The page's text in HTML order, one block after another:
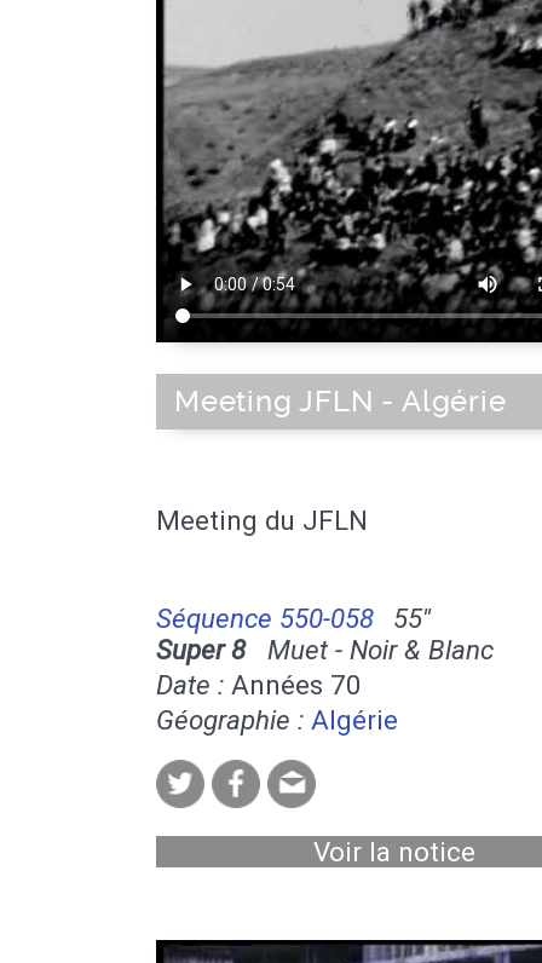
Meeting JFLN - Algérie
Meeting du JFLN
Séquence 550-058
55''
Super 8Muet - Noir & Blanc
Date : Années 70
Géographie : Algérie
Voir la notice